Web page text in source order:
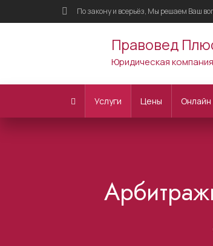
По закону и всерьёз, Мы решаем Ваш
Правовед
Юридическая компания
Услуги Цены Онлайн